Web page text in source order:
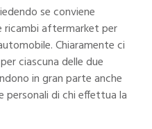
se conviene
ricambi aftermarket per
Chiaramente ci
per ciascuna delle due
in gran parte anche
personali di chi effettua la